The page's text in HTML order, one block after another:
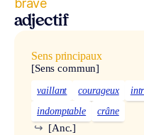
adjectif
Sens principaux
[Sens commun]
vaillant courageux
indomptable
crâne
[Anc.]
↪